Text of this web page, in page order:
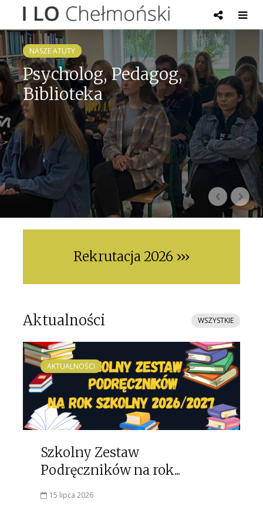
NASZE ATUTY
Psycholog, Pedagog,
Biblioteka
Rekrutacja 2026 ›››
Aktualności WSZYSTKIE
AKTUALNOŚCI
Szkolny Zestaw
Podręczników na rok...
15 lipca 2026